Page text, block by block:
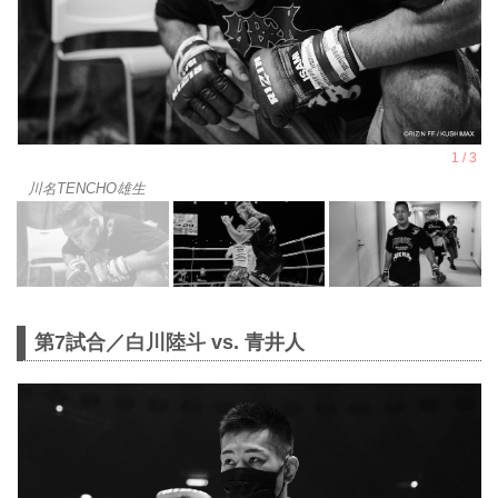
川名TENCHO雄生
第7試合／白川陸斗 vs. 青井人